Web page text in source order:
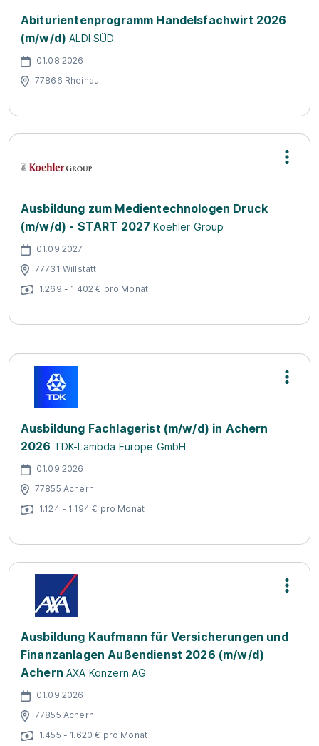
Abiturientenprogramm Handelsfachwirt 2026
(m/w/d) ALDI SÜD
01.08.2026
77866 Rheinau
Ausbildung zum Medientechnologen Druck
(m/w/d) - START 2027 Koehler Group
01.09.2027
77731 Willstätt
1.269 - 1.402 € pro Monat
Ausbildung Fachlagerist (m/w/d) in Achern
2026 TDK-Lambda Europe GmbH
01.09.2026
77855 Achern
1.124 - 1.194 € pro Monat
Ausbildung Kaufmann für Versicherungen und
Finanzanlagen Außendienst 2026 (m/w/d)
Achern AXA Konzern AG
01.09.2026
77855 Achern
1.455 - 1.620 € pro Monat